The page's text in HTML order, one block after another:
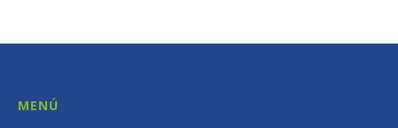
MENÚ